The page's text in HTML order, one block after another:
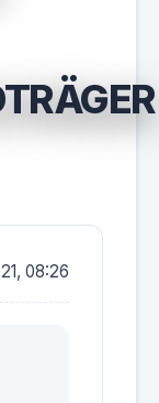
08:26